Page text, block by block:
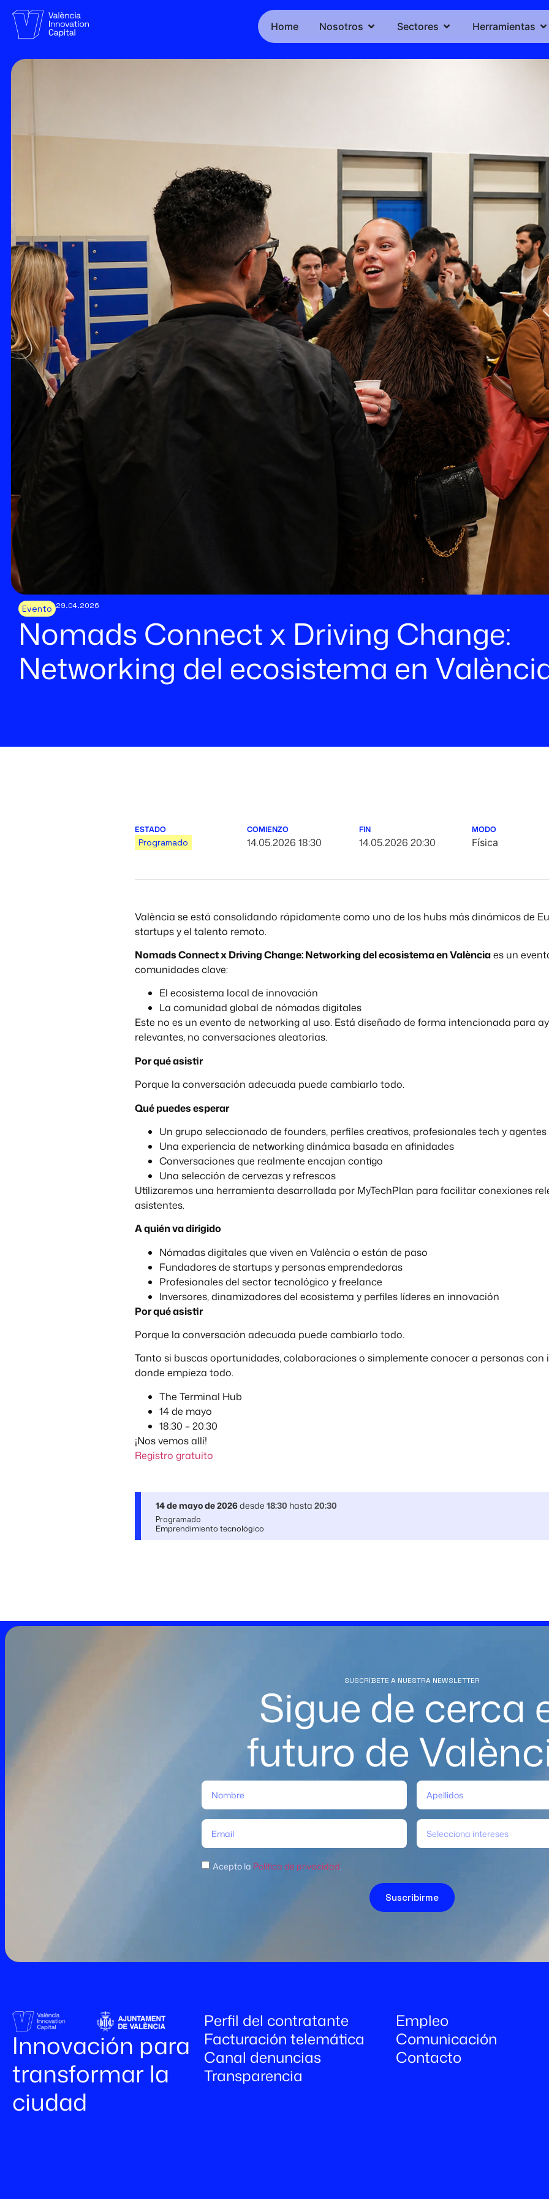
Home Nosotros Sectores Herramientas
Evento 29.04.2026
Nomads Connect x Driving Change:
Networking del ecosistema en
ESTADO
Programado
COMIENZO
14.05.2026 18:30
FIN
14.05.2026 20:30
MODO
Física
València se está consolidando rápidamente como uno de los hubs más dinámicos de
startups y el talento remoto.
Nomads Connect x Driving Change: Networking del ecosistema en Valènciaes un
comunidades clave:
El ecosistema local de innovación
La comunidad global de nómadas digitales
Este no es un evento de networking al uso. Está diseñado de forma intencionada para
relevantes, no conversaciones aleatorias.
Por qué asistir
Porque la conversación adecuada puede cambiarlo todo.
Qué puedes esperar
Un grupo seleccionado de founders, perfiles creativos, profesionales tech y
Una experiencia de networking dinámica basada en afinidades
Conversaciones que realmente encajan contigo
Una selección de cervezas y refrescos
Utilizaremos una herramienta desarrollada por MyTechPlan para facilitar conexiones
asistentes.
A quién va dirigido
Nómadas digitales que viven en València o están de paso
Fundadores de startups y personas emprendedoras
Profesionales del sector tecnológico y freelance
Inversores, dinamizadores del ecosistema y perfiles líderes en innovación
Por qué asistir
Porque la conversación adecuada puede cambiarlo todo.
Tanto si buscas oportunidades, colaboraciones o simplemente conocer a personas con
donde empieza todo.
The Terminal Hub
14 de mayo
18:30 – 20:30
¡Nos vemos allí!
Registro gratuito
14 de mayo de 2026desde 18:30 hasta 20:30
Programado
Emprendimiento tecnológico
SUSCRÍBETE A NUESTRA NEWSLETTER
Sigue de cerca
futuro de
Selecciona intereses
Acepto la Política de privacidad.
Suscribirme
Innovación para
transformar la
ciudad
Perfil del contratante
Facturación telemática
Canal denuncias
Transparencia
Empleo
Comunicación
Contacto